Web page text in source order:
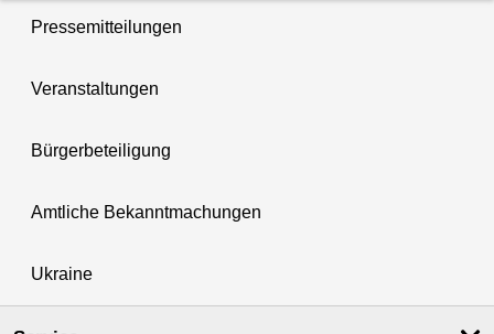
Pressemitteilungen
Veranstaltungen
Bürgerbeteiligung
Amtliche Bekanntmachungen
Ukraine